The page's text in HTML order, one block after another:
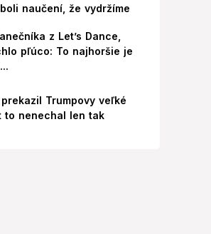
naučení, že vydržíme
z Let’s Dance,
pľúco: To najhoršie je
Trumpovy veľké
to nenechal len tak